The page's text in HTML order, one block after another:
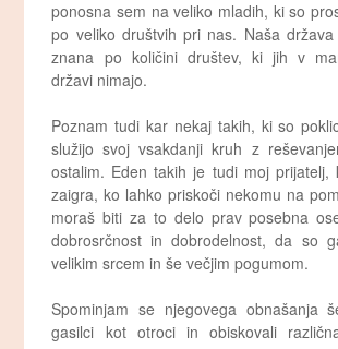
ponosna sem na veliko mladih, ki so
po veliko društvih pri nas. Naša
znana po količini društev, ki jih v
državi nimajo.
Poznam tudi kar nekaj takih, ki so
služijo svoj vsakdanji kruh z
ostalim. Eden takih je tudi moj prijatelj,
zaigra, ko lahko priskoči nekomu na
moraš biti za to delo prav posebna
dobrosrčnost in dobrodelnost, da so
velikim srcem in še večjim pogumom.
Spominjam se njegovega obnašanja
gasilci kot otroci in obiskovali